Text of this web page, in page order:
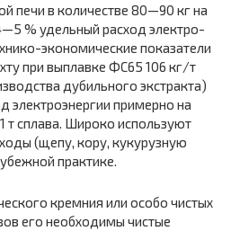
печи в количестве 80—90 кг на
% удельный расход электро­
экономические показатели
при выплавке ФС65 106 кг/т
дубильного экстракта)
электроэнергии примерно на
сплава. Широко исполь­зуют
(щепу, кору, кукуруз­ную
практике.
кремния или особо чис­тых
его необходимы чистые